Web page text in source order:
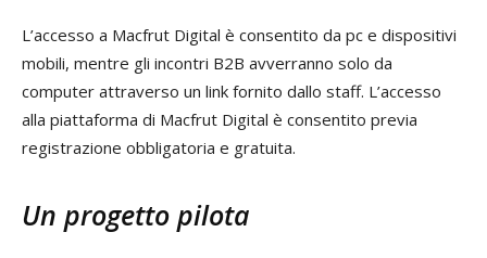
L’accesso a Macfrut Digital è consentito da pc e dispositivi
mobili, mentre gli incontri B2B avverranno solo da
computer attraverso un link fornito dallo staff. L’accesso
alla piattaforma di Macfrut Digital è consentito previa
registrazione obbligatoria e gratuita.
Un progetto pilota